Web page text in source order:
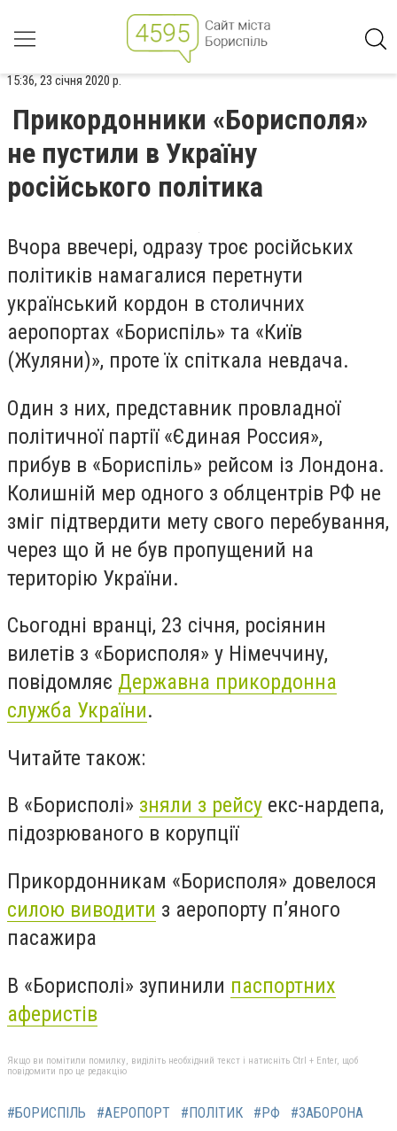
15:36, 23 січня 2020 р.
Прикордонники «Борисполя»
не пустили в Україну
російського політика
Вчора ввечері, одразу троє російських
політиків намагалися перетнути
український кордон в столичних
аеропортах «Бориспіль» та «Київ
(Жуляни)», проте їх спіткала невдача.
Один з них, представник провладної
політичної партії «Єдиная Россия»,
прибув в «Бориспіль» рейсом із Лондона.
Колишній мер одного з облцентрів РФ не
зміг підтвердити мету свого перебування,
через що й не був пропущений на
територію України.
Сьогодні вранці, 23 січня, росіянин
вилетів з «Борисполя» у Німеччину,
повідомляє Державна прикордонна
служба України.
Читайте також:
В «Борисполі» зняли з рейсу екс-нардепа,
підозрюваного в корупції
Прикордонникам «Борисполя» довелося
силою виводити з аеропорту п’яного
пасажира
В «Борисполі» зупинили паспортних
аферистів
Якщо ви помітили помилку, виділіть необхідний текст і натисніть Ctrl + Enter, щоб
повідомити про це редакцію
#БОРИСПІЛЬ #АЕРОПОРТ #ПОЛІТИК #РФ #ЗАБОРОНА